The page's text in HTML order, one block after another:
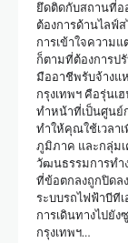
ยึดติดกับสถานที่อ
ต้องการด้านไลฟ์
การเข้าใจความ
ก็ตามที่ต้องการป
มืออาชีพรับจ้างแ
กรุงเทพฯ คือรุ่นเ
ทำหน้าที่เป็นศูนย์
ทำให้คุณใช้เวลา
ภูมิภาค และกลุ่ม
วัฒนธรรมการทำ
ที่ข้อตกลงถูกปิดล
ระบบรถไฟฟ้าบีที
การเดินทางไปยั
กรุงเทพฯ…